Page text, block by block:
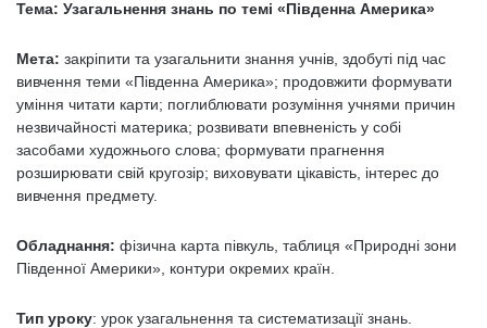
Тема: Узагальнення знань по темі «Південна Америка»
Мета: закріпити та узагальнити знання учнів, здобуті під час
вивчення теми «Південна Америка»; продовжити формувати
уміння читати карти; поглиблювати розуміння учнями причин
незвичайності материка; розвивати впевненість у собі
засобами художнього слова; формувати прагнення
розширювати свій кругозір; виховувати цікавість, інтерес до
вивчення предмету.
Обладнання: фізична карта півкуль, таблиця «Природні зони
Південної Америки», контури окремих країн.
Тип уроку: урок узагальнення та систематизації знань.